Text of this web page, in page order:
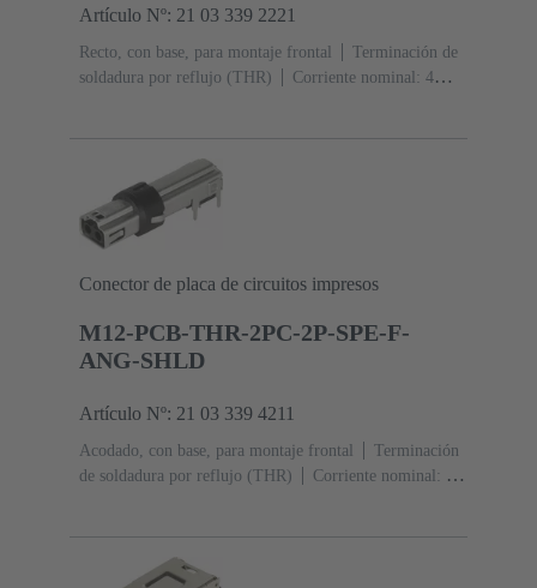
Artículo Nº: 21 03 339 2221
Recto, con base, para montaje frontal
Terminación de
soldadura por reflujo (THR)
Corriente nominal: ‌4
Conector de placa de circuitos impresos
M12-PCB-THR-2PC-2P-SPE-F-
ANG-SHLD
Artículo Nº: 21 03 339 4211
Acodado, con base, para montaje frontal
Terminación
de soldadura por reflujo (THR)
Corriente nominal: ‌4